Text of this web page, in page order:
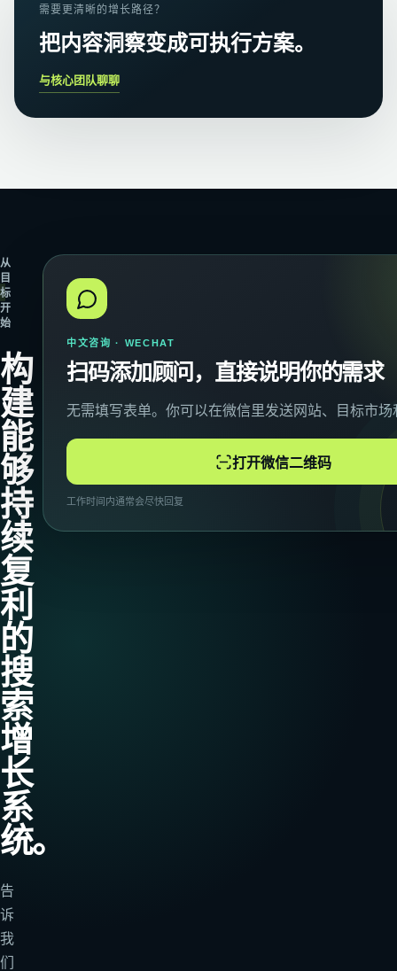
需要更清晰的增长路径？
把内容洞察变成可执行方案。
与核心团队聊聊
从
目
标
开
始
构
建
能
够
持
续
复
利
的
搜
索
增
长
系
统。
告
诉
我
们
中文咨询 · WECHAT
扫码添加顾问，直接说明你的需求
无需填写表单。你可以在微信里发送网站、目标市场
打开微信二维码
工作时间内通常会尽快回复